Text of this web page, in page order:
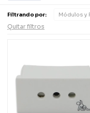
Filtrando por: Módulos y
Quitar filtros